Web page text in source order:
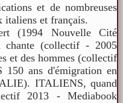
et de nombreuses
italiens et français.
(1994 Nouvelle Cité
chante (collectif - 2005
et des hommes (collectif
ans d'émigration en
ITALIENS, quand
2013 - Mediabook